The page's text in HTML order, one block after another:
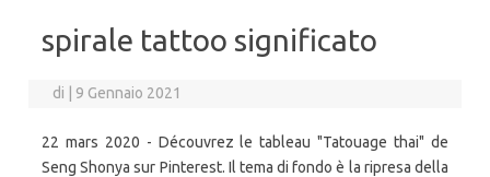
spirale tattoo significato
di 9 Gennaio 2021
22 mars 2020 - Découvrez le tableau "Tatouage thai" de
Seng Shonya sur Pinterest. Il tema di fondo è la ripresa della